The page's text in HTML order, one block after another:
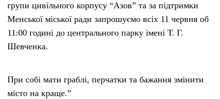
групи цивільного корпусу “Азов” та за підтримки
Менської міської ради запрошуємо всіх 11 червня об
11:00 годині до центрального парку імені Т. Г.
Шевченка.
При собі мати граблі, перчатки та бажання змінити
місто на краще.”